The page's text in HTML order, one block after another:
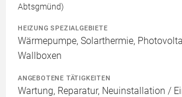
Abtsgmünd)
HEIZUNG SPEZIALGEBIETE
Wärmepumpe, Solarthermie,
Wallboxen
ANGEBOTENE TÄTIGKEITEN
Wartung, Reparatur, Neuinstallation /